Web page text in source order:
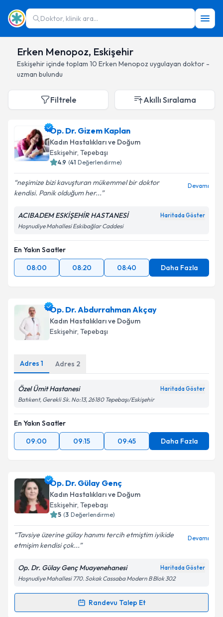
Doktor, klinik ara...
Erken Menopoz, Eskişehir
Eskişehiriçinde toplam 10 Erken Menopoz uygulayan doktor -
uzman bulundu
Filtrele Akıllı Sıralama
Op. Dr. Gizem Kaplan
Kadın Hastalıkları ve Doğum
Eskişehir, Tepebaşı
4.9 (41 Değerlendirme)
neşimize bizi kavuşturan mükemmel bir doktor
kendisi. Panik olduğum her...
Devamı
ACIBADEM ESKİŞEHİR HASTANESİ Haritada Göster
Hoşnudiye Mahallesi Eskibağlar Caddesi
En Yakın Saatler
08:00
08:20 08:40 Daha Fazla
Op. Dr. Abdurrahman Akçay
Kadın Hastalıkları ve Doğum
Eskişehir, Tepebaşı
Adres 1 Adres 2
Özel Ümit Hastanesi Haritada Göster
Batıkent, Gerekli Sk. No:13, 26180 Tepebaşı/Eskişehir
En Yakın Saatler
09:00
09:15 09:45 Daha Fazla
Op. Dr. Gülay Genç
Kadın Hastalıkları ve Doğum
Eskişehir, Tepebaşı
5 (3 Değerlendirme)
Tavsiye üzerine gülay hanımı tercih etmiştim iyikide
etmişim kendisi çok...
Devamı
Op. Dr. Gülay Genç Muayenehanesi Haritada Göster
Hoşnudiye Mahallesi 770. Sokak Cassaba Modern B Blok 302
Randevu Talep Et
Randevu Takvimi Talebi